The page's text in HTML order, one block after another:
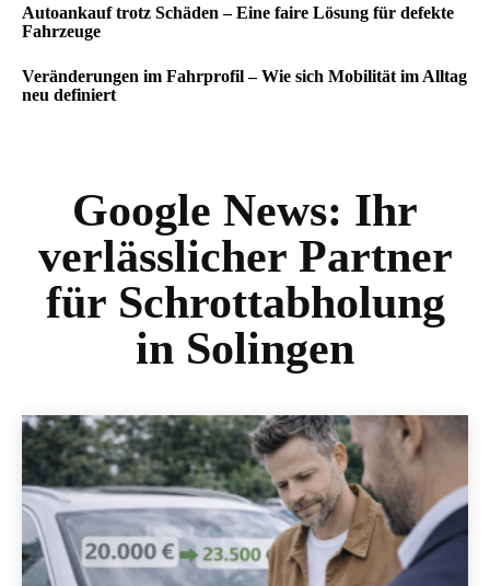
Autoankauf trotz Schäden – Eine faire Lösung für defekte
Fahrzeuge
Veränderungen im Fahrprofil – Wie sich Mobilität im Alltag
neu definiert
Google News: Ihr
verlässlicher Partner
für Schrottabholung
in Solingen